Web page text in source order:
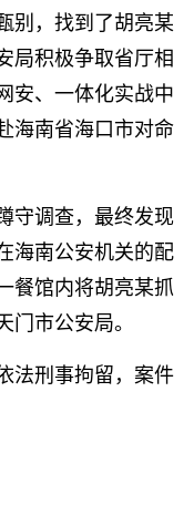
别，找到了胡亮某
局积极争取省厅相
安、一体化实战中
海南省海口市对命
守调查，最终发现
海南公安机关的配
餐馆内将胡亮某抓
门市公安局。
法刑事拘留，案件